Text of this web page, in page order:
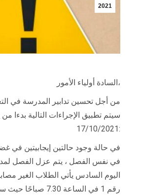
2021
السادة أولياء الأمور،
من أجل تحسين تدابير المدرسة في
سيتم تطبيق الإجراءات التالية بدءا من
17/10/2021:
في حالة وجود حالتين إيجابيتين في
اليوم السادس يأتي الطلاب الغير
رقم 1 في الساعة 7.30